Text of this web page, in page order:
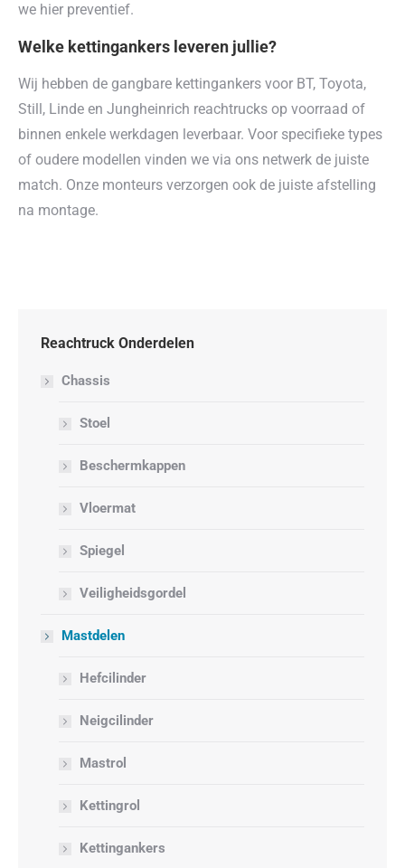
we hier preventief.
Welke kettingankers leveren jullie?
Wij hebben de gangbare kettingankers voor BT, Toyota,
Still, Linde en Jungheinrich reachtrucks op voorraad of
binnen enkele werkdagen leverbaar. Voor specifieke types
of oudere modellen vinden we via ons netwerk de juiste
match. Onze monteurs verzorgen ook de juiste afstelling
na montage.
Reachtruck Onderdelen
Chassis
Stoel
Beschermkappen
Vloermat
Spiegel
Veiligheidsgordel
Mastdelen
Hefcilinder
Neigcilinder
Mastrol
Kettingrol
Kettingankers